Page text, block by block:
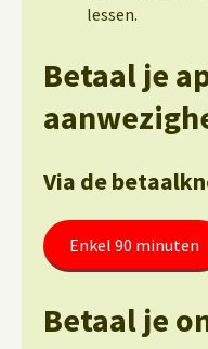
lessen.
Betaal je
Via de
Enkel 90 minuten
Betaal je